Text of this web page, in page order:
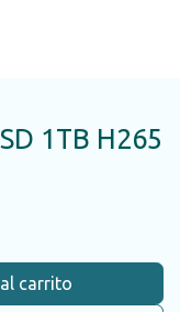
1TB H265
carrito